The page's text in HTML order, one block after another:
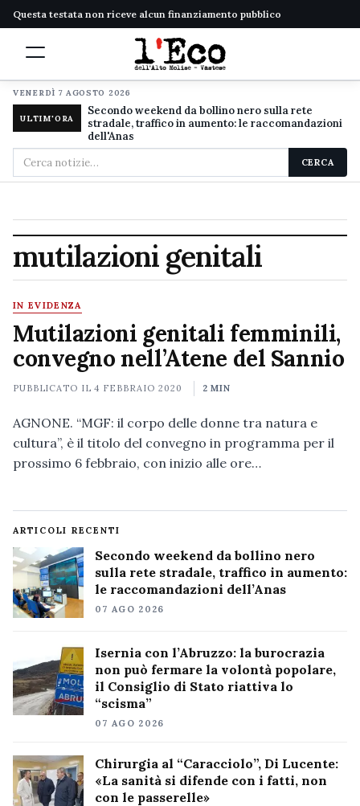
Questa testata non riceve alcun finanziamento pubblico
VENERDÌ 7 AGOSTO 2026
ULTIM'ORA
Secondo weekend da bollino nero sulla rete
stradale, traffico in aumento: le raccomandazioni
dell'Anas
Cerca
nel
CERCA
mutilazioni genitali
IN EVIDENZA
Mutilazioni genitali femminili,
convegno nell’Atene del Sannio
PUBBLICATO IL4 FEBBRAIO 2020 2 MIN
AGNONE. “MGF: il corpo delle donne tra natura e
cultura”, è il titolo del convegno in programma per il
prossimo 6 febbraio, con inizio alle ore…
ARTICOLI RECENTI
Secondo weekend da bollino nero
sulla rete stradale, traffico in aumento:
le raccomandazioni dell’Anas
07 AGO 2026
Isernia con l’Abruzzo: la burocrazia
non può fermare la volontà popolare,
il Consiglio di Stato riattiva lo
“scisma”
07 AGO 2026
Chirurgia al “Caracciolo”, Di Lucente:
«La sanità si difende con i fatti, non
con le passerelle»